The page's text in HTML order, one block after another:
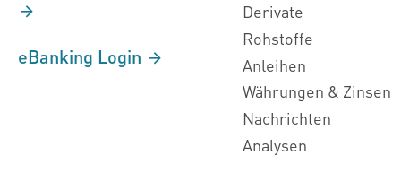
eBanking Login
Derivate
Rohstoffe
Anleihen
Währungen & Zinsen
Nachrichten
Analysen